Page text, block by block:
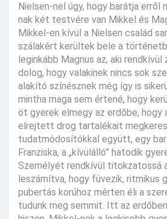
Nielsen-nel úgy, hogy barátja erről
nak két testvére van Mikkel és
Mikkel-en kívül a Nielsen család
szálakért kerültek bele a
leginkább Magnus az, aki rendkívül
dolog, hogy valakinek nincs sok
alakító színésznek még így is
mintha maga sem értené, hogy
öt gyerek elmegy az erdőbe, hogy
elrejtett drog tartalékait
tudatmódosítókkal együtt, egy
Franziska, a „kívülálló” hatodik
Személyét rendkívül titokzatossá
leszámítva, hogy füvezik, ritmikus
pubertás korúhoz mérten éli a
tudunk meg semmit. Itt az